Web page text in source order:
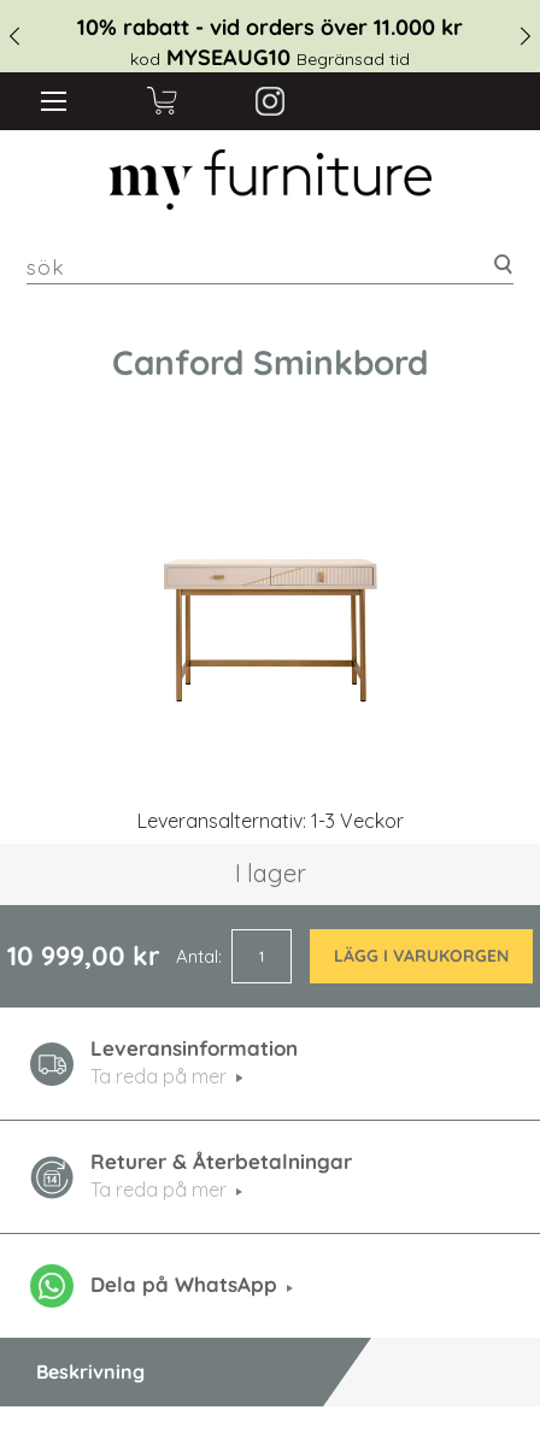
10% rabatt - vid orders över 11.000 kr
kod MYSEAUG10 Begränsad tid
Canford Sminkbord
Leveransalternativ: 1-3 Veckor
I lager
10 999,00 kr Antal LÄGG I VARUKORGEN
Leveransinformation
Ta reda på mer
Returer & Återbetalningar
Ta reda på mer
Dela på WhatsApp
Beskrivning